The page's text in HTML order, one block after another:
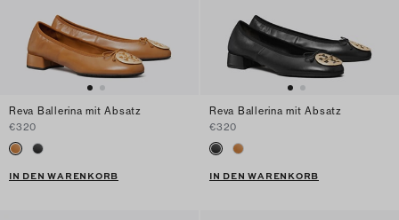
Reva Ballerina mit Absatz
€320
IN DEN WARENKORB
Reva Ballerina mit Absatz
€320
IN DEN WARENKORB